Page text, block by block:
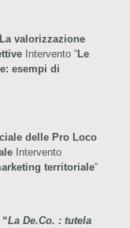
La valorizzazione
Intervento “Le
esempi di
delle Pro Loco
Intervento
territoriale”
“La De.Co. : tutela